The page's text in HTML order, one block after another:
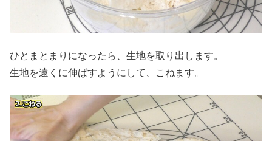
ひとまとまりになったら、生地を取り出します。
生地を遠くに伸ばすようにして、こねます。